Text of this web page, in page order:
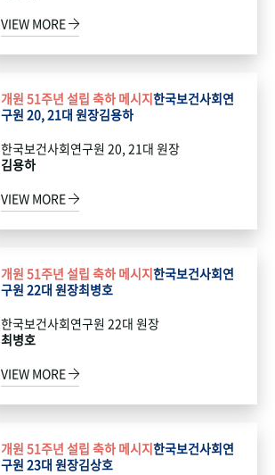
VIEW MORE
개원 51주년 설립 축하 메시지한국보건사회연
구원 20, 21대 원장김용하
한국보건사회연구원 20, 21대 원장
김용하
VIEW MORE
개원 51주년 설립 축하 메시지한국보건사회연
구원 22대 원장최병호
한국보건사회연구원 22대 원장
최병호
VIEW MORE
개원 51주년 설립 축하 메시지한국보건사회연
구원 23대 원장김상호